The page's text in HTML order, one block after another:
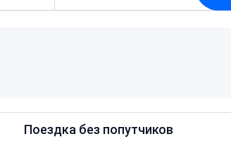
Поездка без попутчиков